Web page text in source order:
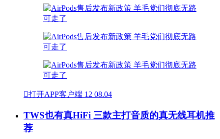
打开APP客户端 12 08.04
TWS也有真HiFi 三款主打音质的真无线耳机推
荐